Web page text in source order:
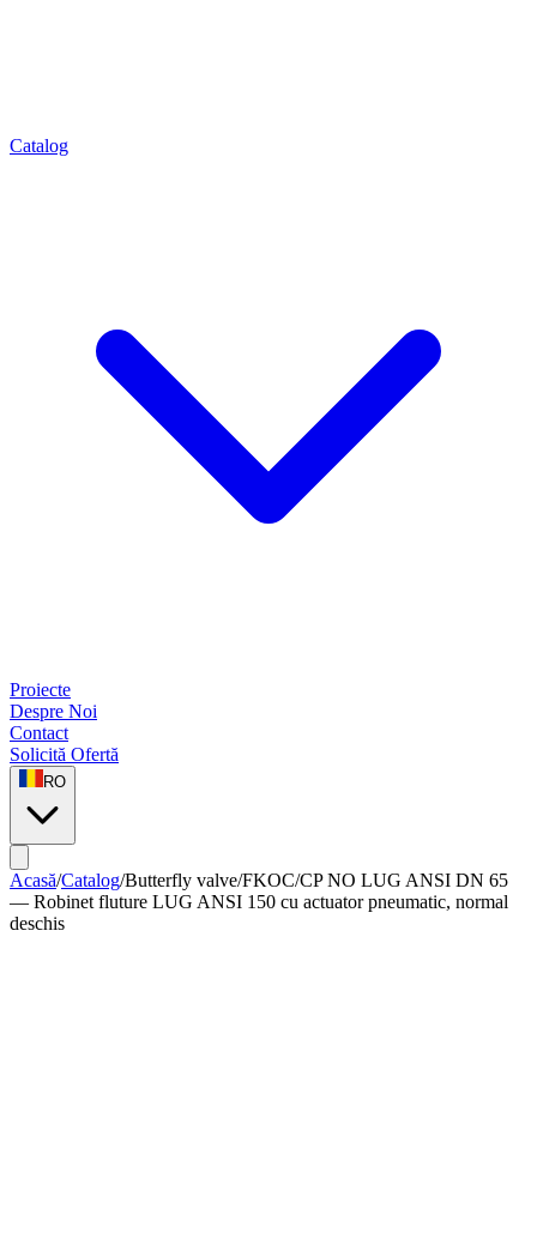
Catalog
Proiecte
Despre Noi
Contact
Solicită Ofertă
RO
Acasă/Catalog/Butterfly valve/FKOC/CP NO LUG ANSI DN 65
— Robinet fluture LUG ANSI 150 cu actuator pneumatic, normal
deschis